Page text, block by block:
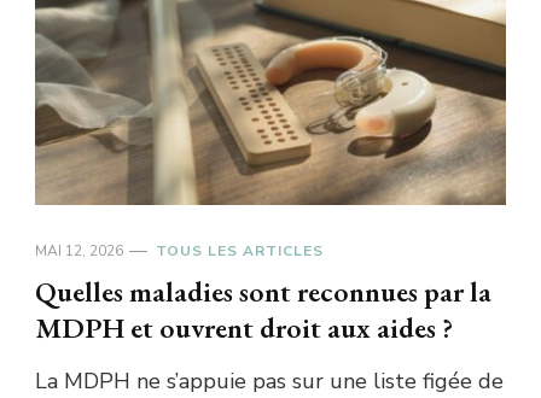
MAI 12, 2026 TOUS LES ARTICLES
Quelles maladies sont reconnues par la
MDPH et ouvrent droit aux aides ?
La MDPH ne s’appuie pas sur une liste figée de